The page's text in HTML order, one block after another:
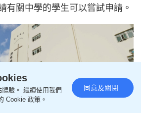
有關中學的學生可以嘗試申請。
驗。 繼續使用我們
Cookie 政策。
同意及關閉